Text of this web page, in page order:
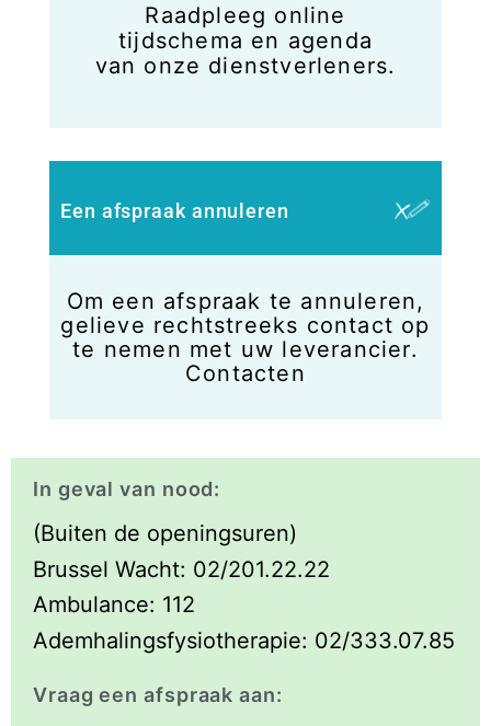
Raadpleeg online
tijdschema en agenda
van onze dienstverleners.
Een afspraak annuleren
Om een afspraak te annuleren,
gelieve rechtstreeks contact op
te nemen met uw leverancier.
Contacten
In geval van nood:
(Buiten de openingsuren)
Brussel Wacht: 02/201.22.22
Ambulance: 112
Ademhalingsfysiotherapie: 02/333.07.85
Vraag een afspraak aan: